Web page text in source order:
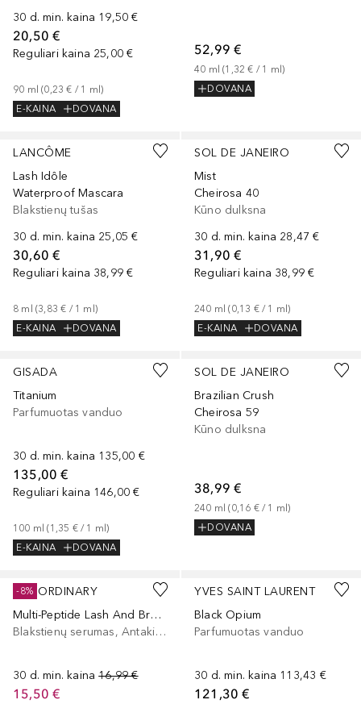
30 d. min. kaina 19,50 €
20,50 €
Reguliari kaina 25,00 €
90 ml (0,23 € / 1 ml)
E-KAINA
DOVANA
52,99 €
40 ml (1,32 € / 1 ml)
DOVANA
LANCÔME
Lash Idôle
Waterproof Mascara
Blakstienų tušas
30 d. min. kaina 25,05 €
30,60 €
Reguliari kaina 38,99 €
8 ml (3,83 € / 1 ml)
E-KAINA
DOVANA
SOL DE JANEIRO
Mist
Cheirosa 40
Kūno dulksna
30 d. min. kaina 28,47 €
31,90 €
Reguliari kaina 38,99 €
240 ml (0,13 € / 1 ml)
E-KAINA
DOVANA
GISADA
Titanium
Parfumuotas vanduo
30 d. min. kaina 135,00 €
135,00 €
Reguliari kaina 146,00 €
100 ml (1,35 € / 1 ml)
E-KAINA
DOVANA
SOL DE JANEIRO
Brazilian Crush
Cheirosa 59
Kūno dulksna
38,99 €
240 ml (0,16 € / 1 ml)
DOVANA
THE ORDINARY
Multi-Peptide Lash And Brow Serum
Blakstienų serumas, Antakių serumas, Blakstienų tušo pagrindas
30 d. min. kaina 16,99 €
15,50 €
-8%
YVES SAINT LAURENT
Black Opium
Parfumuotas vanduo
30 d. min. kaina 113,43 €
121,30 €